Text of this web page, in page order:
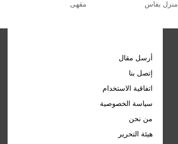
منزل بفاس
مقهى
أرسل مقال
إتصل بنا
اتفاقية الاستخدام
سياسة الخصوصية
من نحن
هيئة التحرير